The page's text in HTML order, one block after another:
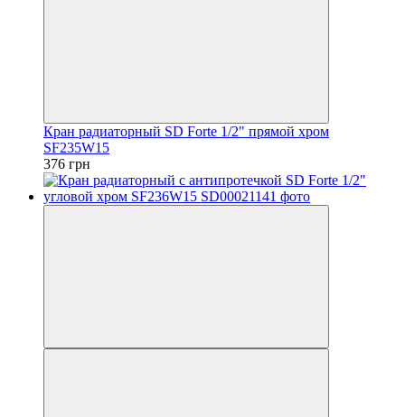
Кран радиаторный SD Forte 1/2" прямой хром
SF235W15
376 грн